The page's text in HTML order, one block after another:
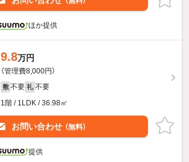
ほか提供
9.8万円
（管理費8,000円）
敷 不要 礼 不要
1階 / 1LDK / 36.98㎡
お問い合わせ （無料）
提供